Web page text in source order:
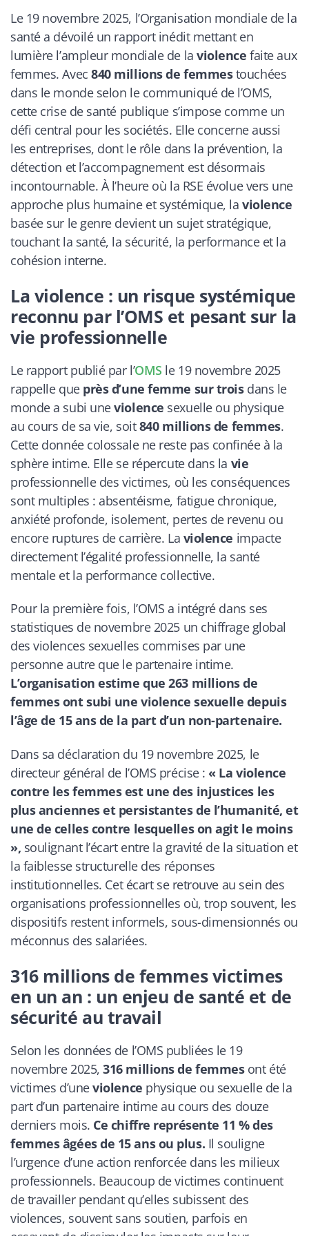
Le 19 novembre 2025, l’Organisation mondiale de la
santé a dévoilé un rapport inédit mettant en
lumière l’ampleur mondiale de laviolence faite aux
femmes. Avec840 millions de femmestouchées
dans le monde selon le communiqué de l’OMS,
cette crise de santé publique s’impose comme un
défi central pour les sociétés. Elle concerne aussi
les entreprises, dont le rôle dans la prévention, la
détection et l’accompagnement est désormais
incontournable. À l’heure où la RSE évolue vers une
approche plus humaine et systémique, la violence
basée sur le genre devient un sujet stratégique,
touchant la santé, la sécurité, la performance et la
cohésion interne.
La violence : un risque systémique
reconnu par l’OMS et pesant sur la
vie professionnelle
Le rapport publié par l’OMS le 19 novembre 2025
rappelle que près d’une femme sur troisdans le
monde a subi uneviolence sexuelle ou physique
au cours de sa vie, soit840 millions de femmes.
Cette donnée colossale ne reste pas confinée à la
sphère intime. Elle se répercute dans la vie
professionnelle des victimes, où les conséquences
sont multiples : absentéisme, fatigue chronique,
anxiété profonde, isolement, pertes de revenu ou
encore ruptures de carrière. La violence impacte
directement l’égalité professionnelle, la santé
mentale et la performance collective.
Pour la première fois, l’OMS a intégré dans ses
statistiques de novembre 2025 un chiffrage global
des violences sexuelles commises par une
personne autre que le partenaire intime.
L’organisation estime que 263 millions de
femmes ont subi une violence sexuelle depuis
l’âge de 15 ans de la part d’un non-partenaire.
Dans sa déclaration du 19 novembre 2025, le
directeur général de l’OMS précise : « La violence
contre les femmes est une des injustices les
plus anciennes et persistantes de l’humanité, et
une de celles contre lesquelles on agit le moins
», soulignant l’écart entre la gravité de la situation et
la faiblesse structurelle des réponses
institutionnelles. Cet écart se retrouve au sein des
organisations professionnelles où, trop souvent, les
dispositifs restent informels, sous-dimensionnés ou
méconnus des salariées.
316 millions de femmes victimes
en un an : un enjeu de santé et de
sécurité au travail
Selon les données de l’OMS publiées le 19
novembre 2025,316 millions de femmesont été
victimes d’uneviolence physique ou sexuelle de la
part d’un partenaire intime au cours des douze
derniers mois. Ce chiffre représente 11 % des
femmes âgées de 15 ans ou plus. Il souligne
l’urgence d’une action renforcée dans les milieux
professionnels. Beaucoup de victimes continuent
de travailler pendant qu’elles subissent des
violences, souvent sans soutien, parfois en